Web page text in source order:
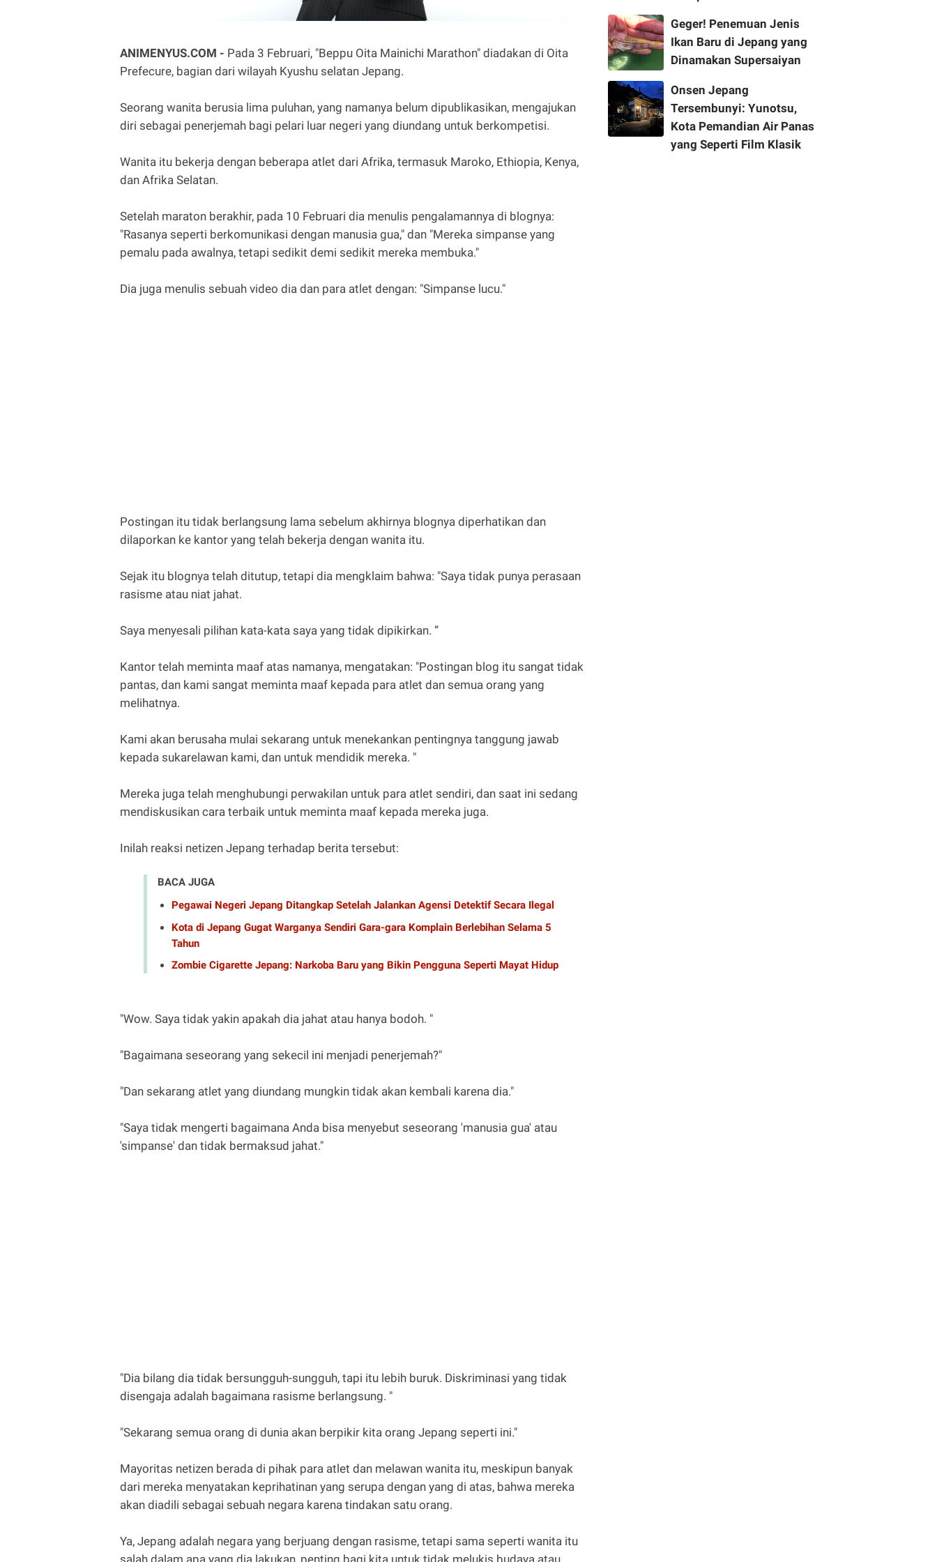
ANIMENYUS.COM - Pada 3 Februari, "Beppu Oita Mainichi Marathon" diadakan di Oita
Prefecure, bagian dari wilayah Kyushu selatan Jepang.
Seorang wanita berusia lima puluhan, yang namanya belum dipublikasikan, mengajukan
diri sebagai penerjemah bagi pelari luar negeri yang diundang untuk berkompetisi.
Wanita itu bekerja dengan beberapa atlet dari Afrika, termasuk Maroko, Ethiopia, Kenya,
dan Afrika Selatan.
Setelah maraton berakhir, pada 10 Februari dia menulis pengalamannya di blognya:
"Rasanya seperti berkomunikasi dengan manusia gua," dan "Mereka simpanse yang
pemalu pada awalnya, tetapi sedikit demi sedikit mereka membuka."
Dia juga menulis sebuah video dia dan para atlet dengan: "Simpanse lucu."
Postingan itu tidak berlangsung lama sebelum akhirnya blognya diperhatikan dan
dilaporkan ke kantor yang telah bekerja dengan wanita itu.
Sejak itu blognya telah ditutup, tetapi dia mengklaim bahwa: "Saya tidak punya perasaan
rasisme atau niat jahat.
Saya menyesali pilihan kata-kata saya yang tidak dipikirkan. ”
Kantor telah meminta maaf atas namanya, mengatakan: "Postingan blog itu sangat tidak
pantas, dan kami sangat meminta maaf kepada para atlet dan semua orang yang
melihatnya.
Kami akan berusaha mulai sekarang untuk menekankan pentingnya tanggung jawab
kepada sukarelawan kami, dan untuk mendidik mereka. "
Mereka juga telah menghubungi perwakilan untuk para atlet sendiri, dan saat ini sedang
mendiskusikan cara terbaik untuk meminta maaf kepada mereka juga.
Inilah reaksi netizen Jepang terhadap berita tersebut:
BACA JUGA
Pegawai Negeri Jepang Ditangkap Setelah Jalankan Agensi Detektif Secara Ilegal
Kota di Jepang Gugat Warganya Sendiri Gara-gara Komplain Berlebihan Selama 5
Tahun
Zombie Cigarette Jepang: Narkoba Baru yang Bikin Pengguna Seperti Mayat Hidup
"Wow. Saya tidak yakin apakah dia jahat atau hanya bodoh. "
"Bagaimana seseorang yang sekecil ini menjadi penerjemah?"
"Dan sekarang atlet yang diundang mungkin tidak akan kembali karena dia."
"Saya tidak mengerti bagaimana Anda bisa menyebut seseorang 'manusia gua' atau
'simpanse' dan tidak bermaksud jahat."
"Dia bilang dia tidak bersungguh-sungguh, tapi itu lebih buruk. Diskriminasi yang tidak
disengaja adalah bagaimana rasisme berlangsung. "
"Sekarang semua orang di dunia akan berpikir kita orang Jepang seperti ini."
Mayoritas netizen berada di pihak para atlet dan melawan wanita itu, meskipun banyak
dari mereka menyatakan keprihatinan yang serupa dengan yang di atas, bahwa mereka
akan diadili sebagai sebuah negara karena tindakan satu orang.
Ya, Jepang adalah negara yang berjuang dengan rasisme, tetapi sama seperti wanita itu
salah dalam apa yang dia lakukan, penting bagi kita untuk tidak melukis budaya atau
Geger! Penemuan Jenis
Ikan Baru di Jepang yang
Dinamakan Supersaiyan
Onsen Jepang
Tersembunyi: Yunotsu,
Kota Pemandian Air Panas
yang Seperti Film Klasik